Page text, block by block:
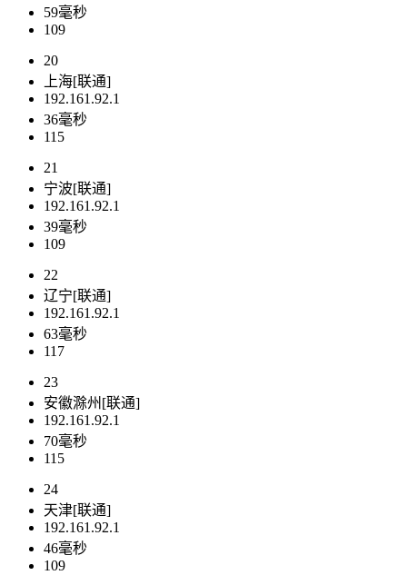
59毫秒
109
20
上海[联通]
192.161.92.1
36毫秒
115
21
宁波[联通]
192.161.92.1
39毫秒
109
22
辽宁[联通]
192.161.92.1
63毫秒
117
23
安徽滁州[联通]
192.161.92.1
70毫秒
115
24
天津[联通]
192.161.92.1
46毫秒
109